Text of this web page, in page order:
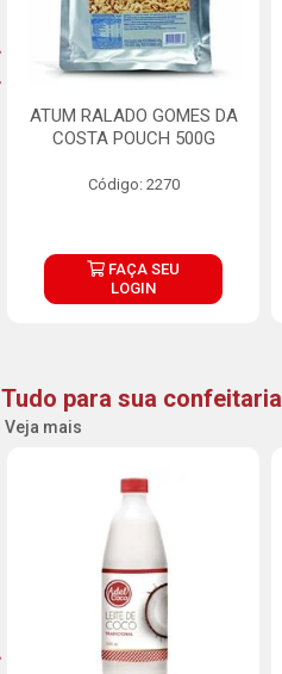
ATUM RALADO GOMES DA
COSTA POUCH 500G
Código: 2270
FAÇA SEU
LOGIN
Tudo para sua confeitaria
Veja mais